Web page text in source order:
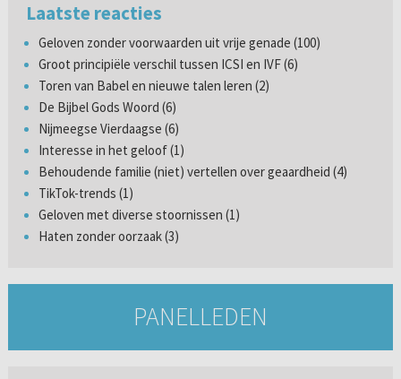
Laatste reacties
Geloven zonder voorwaarden uit vrije genade (100)
Groot principiële verschil tussen ICSI en IVF (6)
Toren van Babel en nieuwe talen leren (2)
De Bijbel Gods Woord (6)
Nijmeegse Vierdaagse (6)
Interesse in het geloof (1)
Behoudende familie (niet) vertellen over geaardheid (4)
TikTok-trends (1)
Geloven met diverse stoornissen (1)
Haten zonder oorzaak (3)
PANELLEDEN